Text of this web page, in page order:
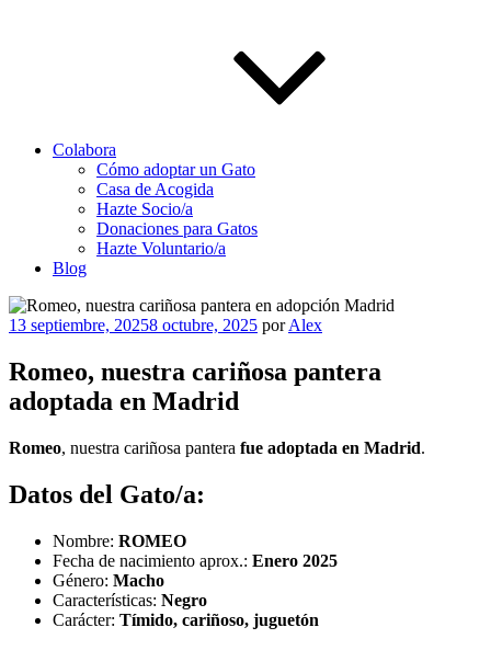
Colabora
Cómo adoptar un Gato
Casa de Acogida
Hazte Socio/a
Donaciones para Gatos
Hazte Voluntario/a
Blog
Publicado
13 septiembre, 20258 octubre, 2025 porAlex
Romeo, nuestra cariñosa pantera
adoptada en Madrid
Romeo, nuestra cariñosa pantera fue adoptada en Madrid.
Datos del Gato/a:
Nombre: ROMEO
Fecha de nacimiento aprox.: Enero 2025
Género: Macho
Características: Negro
Carácter: Tímido, cariñoso, juguetón